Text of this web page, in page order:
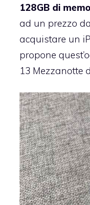
128GB di
ad un prezzo
acquistare un
propone
13 Mezzanotte